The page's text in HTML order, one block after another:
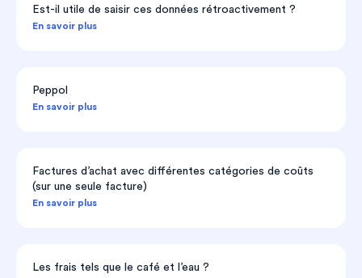
Est-il utile de saisir ces données rétroactivement ?
En savoir plus
Peppol
En savoir plus
Factures d’achat avec différentes catégories de coûts
(sur une seule facture)
En savoir plus
Les frais tels que le café et l’eau ?